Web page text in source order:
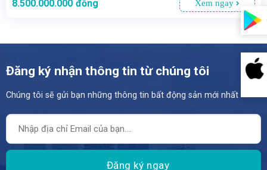
8.500.000.000 đồng Xem ngay
Đăng ký nhận thông tin từ chúng tôi
Chúng tôi sẽ gửi bạn những thông tin bất động sản mới nhất